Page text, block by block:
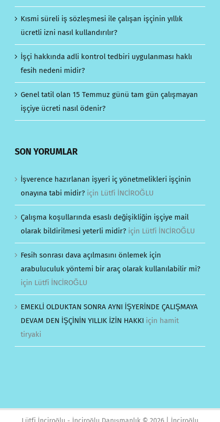
Kısmi süreli iş sözleşmesi ile çalışan işçinin yıllık
ücretli izni nasıl kullandırılır?
İşçi hakkında adli kontrol tedbiri uygulanması haklı
fesih nedeni midir?
Genel tatil olan 15 Temmuz günü tam gün çalışmayan
işçiye ücreti nasıl ödenir?
SON YORUMLAR
İşverence hazırlanan işyeri iç yönetmelikleri işçinin
onayına tabi midir? için Lütfi İNCİROĞLU
Çalışma koşullarında esaslı değişikliğin işçiye mail
olarak bildirilmesi yeterli midir? için Lütfi İNCİROĞLU
Fesih sonrası dava açılmasını önlemek için
arabuluculuk yöntemi bir araç olarak kullanılabilir mi?
için Lütfi İNCİROĞLU
EMEKLİ OLDUKTAN SONRA AYNI İŞYERİNDE ÇALIŞMAYA
DEVAM DEN İŞÇİNİN YILLIK İZİN HAKKI için hamit
tiryaki